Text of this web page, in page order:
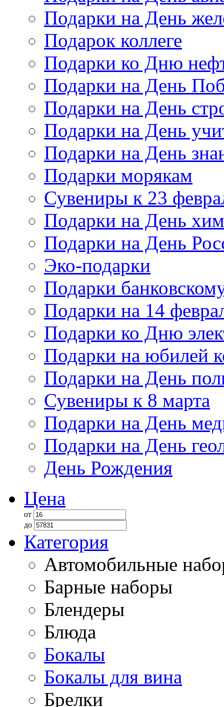
Подарки на День
Подарок коллеге
Подарки ко Дню
Подарки на День
Подарки на День
Подарки на День
Подарки на День
Подарки морякам
Сувениры к 23
Подарки на День
Подарки на День
Эко-подарки
Подарки
Подарки на 14
Подарки ко Дню
Подарки на юбилей
Подарки на День
Сувениры к 8 марта
Подарки на День
Подарки на День
День Рождения
Цена
от
до
Категория
Автомобильные
Барные наборы
Блендеры
Блюда
Бокалы
Бокалы для вина
Брелки